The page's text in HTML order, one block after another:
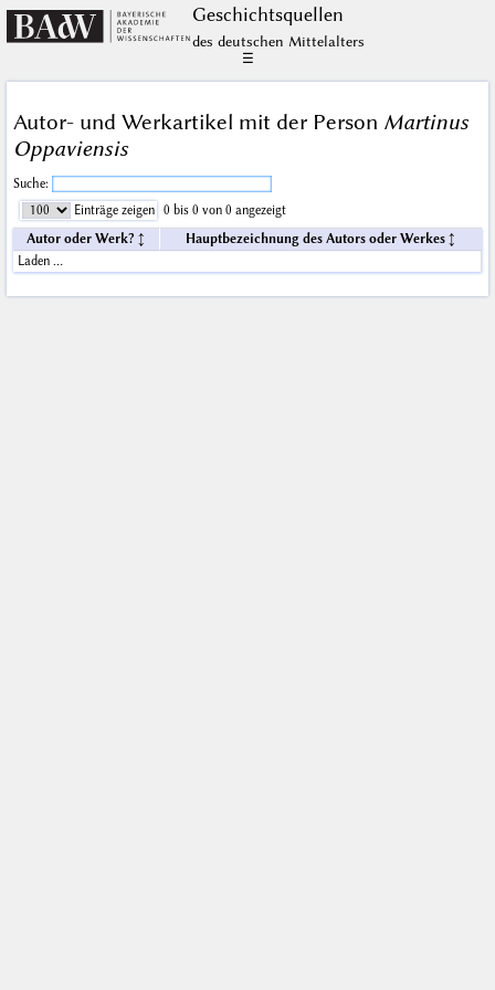
Geschichts­quellen
des deutschen Mittelalters
☰
Autor- und Werkartikel mit der Person Martinus
Oppaviensis
Suche:
Einträge zeigen
0 bis 0 von 0 angezeigt
Autor oder Werk?
Hauptbezeichnung des Autors oder Werkes
Laden …